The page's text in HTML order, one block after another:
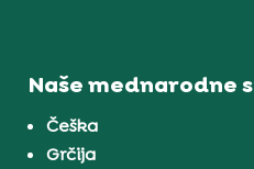
Naše mednarodne
Češka
Grčija